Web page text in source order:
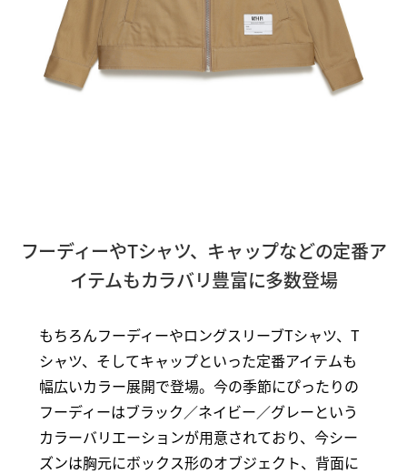
フーディーやTシャツ、キャップなどの定番ア
イテムもカラバリ豊富に多数登場
もちろんフーディーやロングスリーブTシャツ、T
シャツ、そしてキャップといった定番アイテムも
幅広いカラー展開で登場。今の季節にぴったりの
フーディーはブラック／ネイビー／グレーという
カラーバリエーションが用意されており、今シー
ズンは胸元にボックス形のオブジェクト、背面に